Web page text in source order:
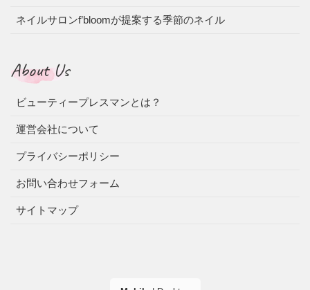
ネイルサロンf’bloomが提案する季節のネイル
About Us
ビューティープレスマンとは？
運営会社について
プライバシーポリシー
お問い合わせフォーム
サイトマップ